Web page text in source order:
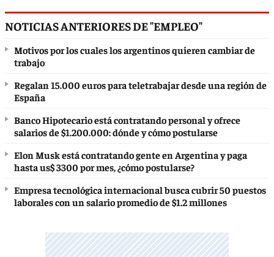
NOTICIAS ANTERIORES DE "EMPLEO"
Motivos por los cuales los argentinos quieren cambiar de
trabajo
Regalan 15.000 euros para teletrabajar desde una región de
España
Banco Hipotecario está contratando personal y ofrece
salarios de $1.200.000: dónde y cómo postularse
Elon Musk está contratando gente en Argentina y paga
hasta us$ 3300 por mes, ¿cómo postularse?
Empresa tecnológica internacional busca cubrir 50 puestos
laborales con un salario promedio de $1.2 millones